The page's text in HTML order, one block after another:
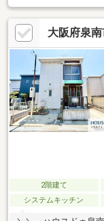
ます♪【無料不動産
リフォーム、住宅ロ
答えします！泉南市
【お問い合わせにつ
らのお問い合わせは
もご紹介できます！
問い合わせください！
大阪府泉
2階建て
システムキッチン